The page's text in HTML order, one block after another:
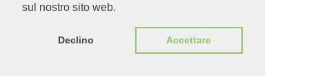
sul nostro sito web.
Declino Accettare